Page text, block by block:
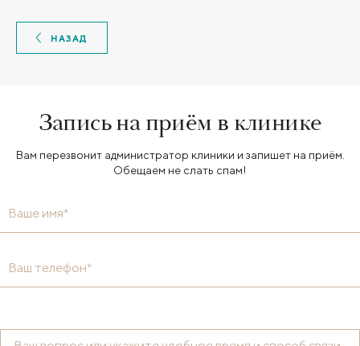
НАЗАД
Запись на приём в клинике
Вам перезвонит администратор клиники и запишет на приём.
Обещаем не слать спам!
Ваше имя*
Ваш телефон*